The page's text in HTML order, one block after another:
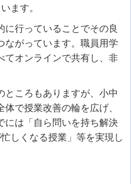
ます。
に行っていることでその良
ながっています。職員用学
てオンラインで共有し、非
ところもありますが、小中
で授業改善の輪を広げ、
には「自ら問いを持ち解決
しくなる授業」等を実現し